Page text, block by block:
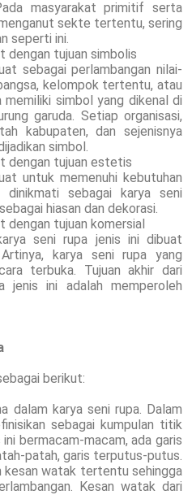
masyarakat primitif serta
sekte tertentu, sering
seperti ini.
dengan tujuan simbolis
sebagai perlambangan nilai-
kelompok tertentu, atau
memiliki simbol yang dikenal di
garuda. Setiap organisasi,
kabupaten, dan sejenisnya
simbol.
dengan tujuan estetis
untuk memenuhi kebutuhan
sebagai karya seni
hiasan dan dekorasi.
dengan tujuan komersial
seni rupa jenis ini dibuat
karya seni rupa yang
terbuka. Tujuan akhir dari
jenis ini adalah memperoleh
berikut:
dalam karya seni rupa. Dalam
sebagai kumpulan titik
bermacam-macam, ada garis
patah, garis terputus-putus.
kesan watak tertentu sehingga
Kesan watak dari